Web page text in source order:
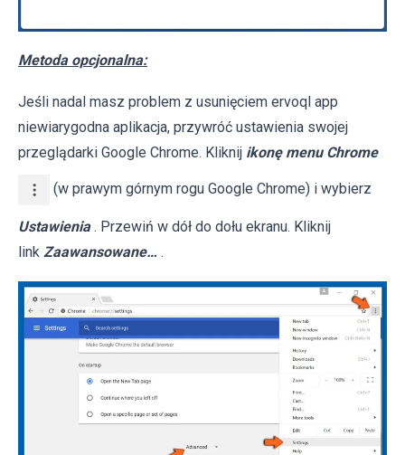
Metoda opcjonalna:
Jeśli nadal masz problem z usunięciem ervoql app
niewiarygodna aplikacja, przywróć ustawienia swojej
przeglądarki Google Chrome. Kliknij ikonę menu Chrome
(w prawym górnym rogu Google Chrome) i wybierz
Ustawienia . Przewiń w dół do dołu ekranu. Kliknij
link Zaawansowane… .